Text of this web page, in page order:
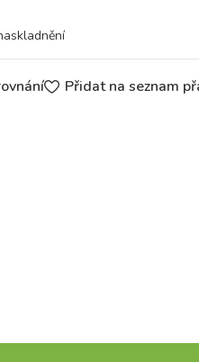
Přidat na seznam